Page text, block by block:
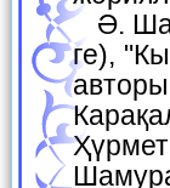
Ә. Шамуратов "Арал қызы" (Ж. Аймурзаев пенен бир-
ге),